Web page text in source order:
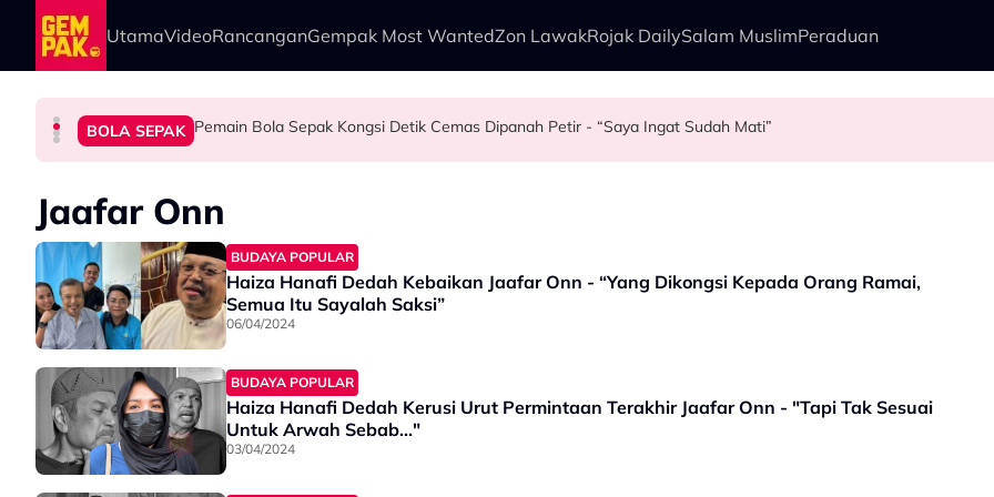
Skip to main content
UtamaVideoRancanganGempak Most WantedZon LawakRojak DailySalam MuslimPeraduan
HIBURAN Dakwa Pelakon Tak Serik Datang Lewat Ke Set, Kesabaran Fasha Sandha Makin ‘Tipis’ - “Orang Macam Kau Ini Nak
BOLA SEPAK Pemain Bola Sepak Kongsi Detik Cemas Dipanah Petir - “Saya Ingat Sudah Mati”
HIBURAN Anne Ngasri Terharu Jadi Panel Program ‘Bidadari Dambaan Syurga 2026’ - “Kita Tahu Permasalah Banyak
SELEBRITI "Orang Keji Orang Fitnah Itu Normal" - Azza Elite
Jaafar Onn
BUDAYA POPULAR
Haiza Hanafi Dedah Kebaikan Jaafar Onn - “Yang Dikongsi Kepada Orang Ramai,
Semua Itu Sayalah Saksi”
06/04/2024
BUDAYA POPULAR
Haiza Hanafi Dedah Kerusi Urut Permintaan Terakhir Jaafar Onn - "Tapi Tak Sesuai
Untuk Arwah Sebab..."
03/04/2024